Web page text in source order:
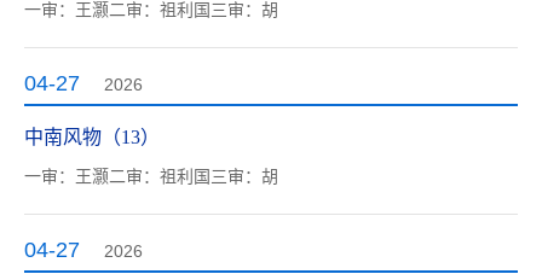
一审：王灏二审：祖利国三审：胡
04-27 2026
中南风物（13）
一审：王灏二审：祖利国三审：胡
04-27 2026